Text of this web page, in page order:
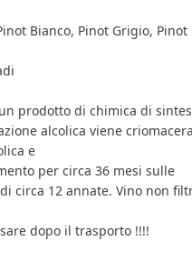
Bianco, Pinot Grigio, Pinot
prodotto di chimica di
alcolica viene
e
per circa 36 mesi sulle
circa 12 annate. Vino non
dopo il trasporto !!!!